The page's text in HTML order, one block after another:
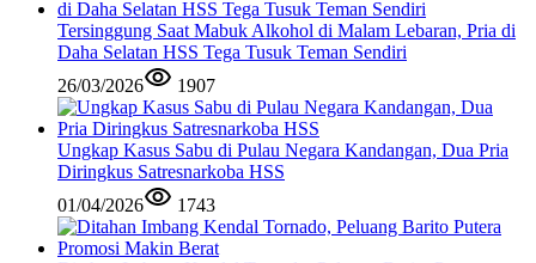
Tersinggung Saat Mabuk Alkohol di Malam Lebaran, Pria di
Daha Selatan HSS Tega Tusuk Teman Sendiri
26/03/2026
1907
Ungkap Kasus Sabu di Pulau Negara Kandangan, Dua Pria
Diringkus Satresnarkoba HSS
01/04/2026
1743